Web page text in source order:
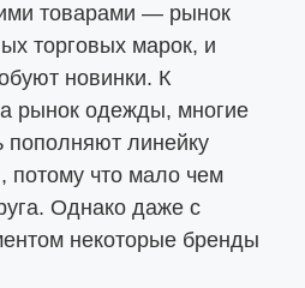
товарами — рынок
торговых марок, и
новинки. К
рынок одежды, многие
линейку
потому что мало чем
Однако даже с
некоторые бренды